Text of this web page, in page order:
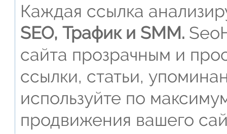
Каждая ссылка
SEO, Трафик и SMM.
сайта прозрачным и
ссылки, статьи,
используйте по
продвижения вашего